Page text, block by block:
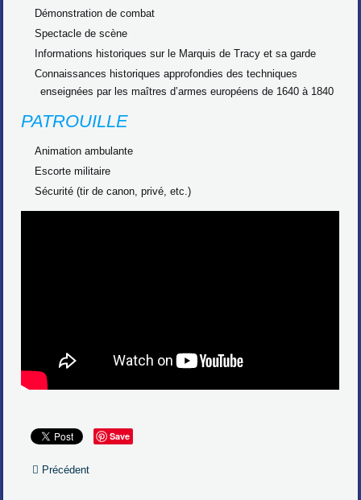
Démonstration de combat
Spectacle de scène
Informations historiques sur le Marquis de Tracy et sa garde
Connaissances historiques approfondies des techniques
enseignées par les maîtres d’armes européens de 1640 à 1840
PATROUILLE
Animation ambulante
Escorte militaire
Sécurité (tir de canon, privé, etc.)
Save
Précédent